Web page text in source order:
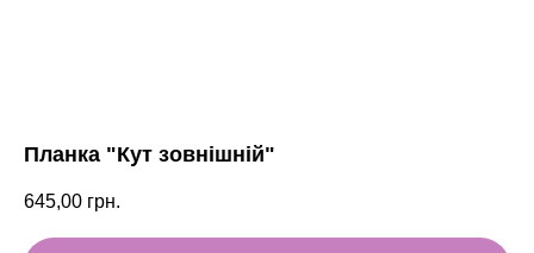
Планка "Кут зовнішній"
645,00 грн.